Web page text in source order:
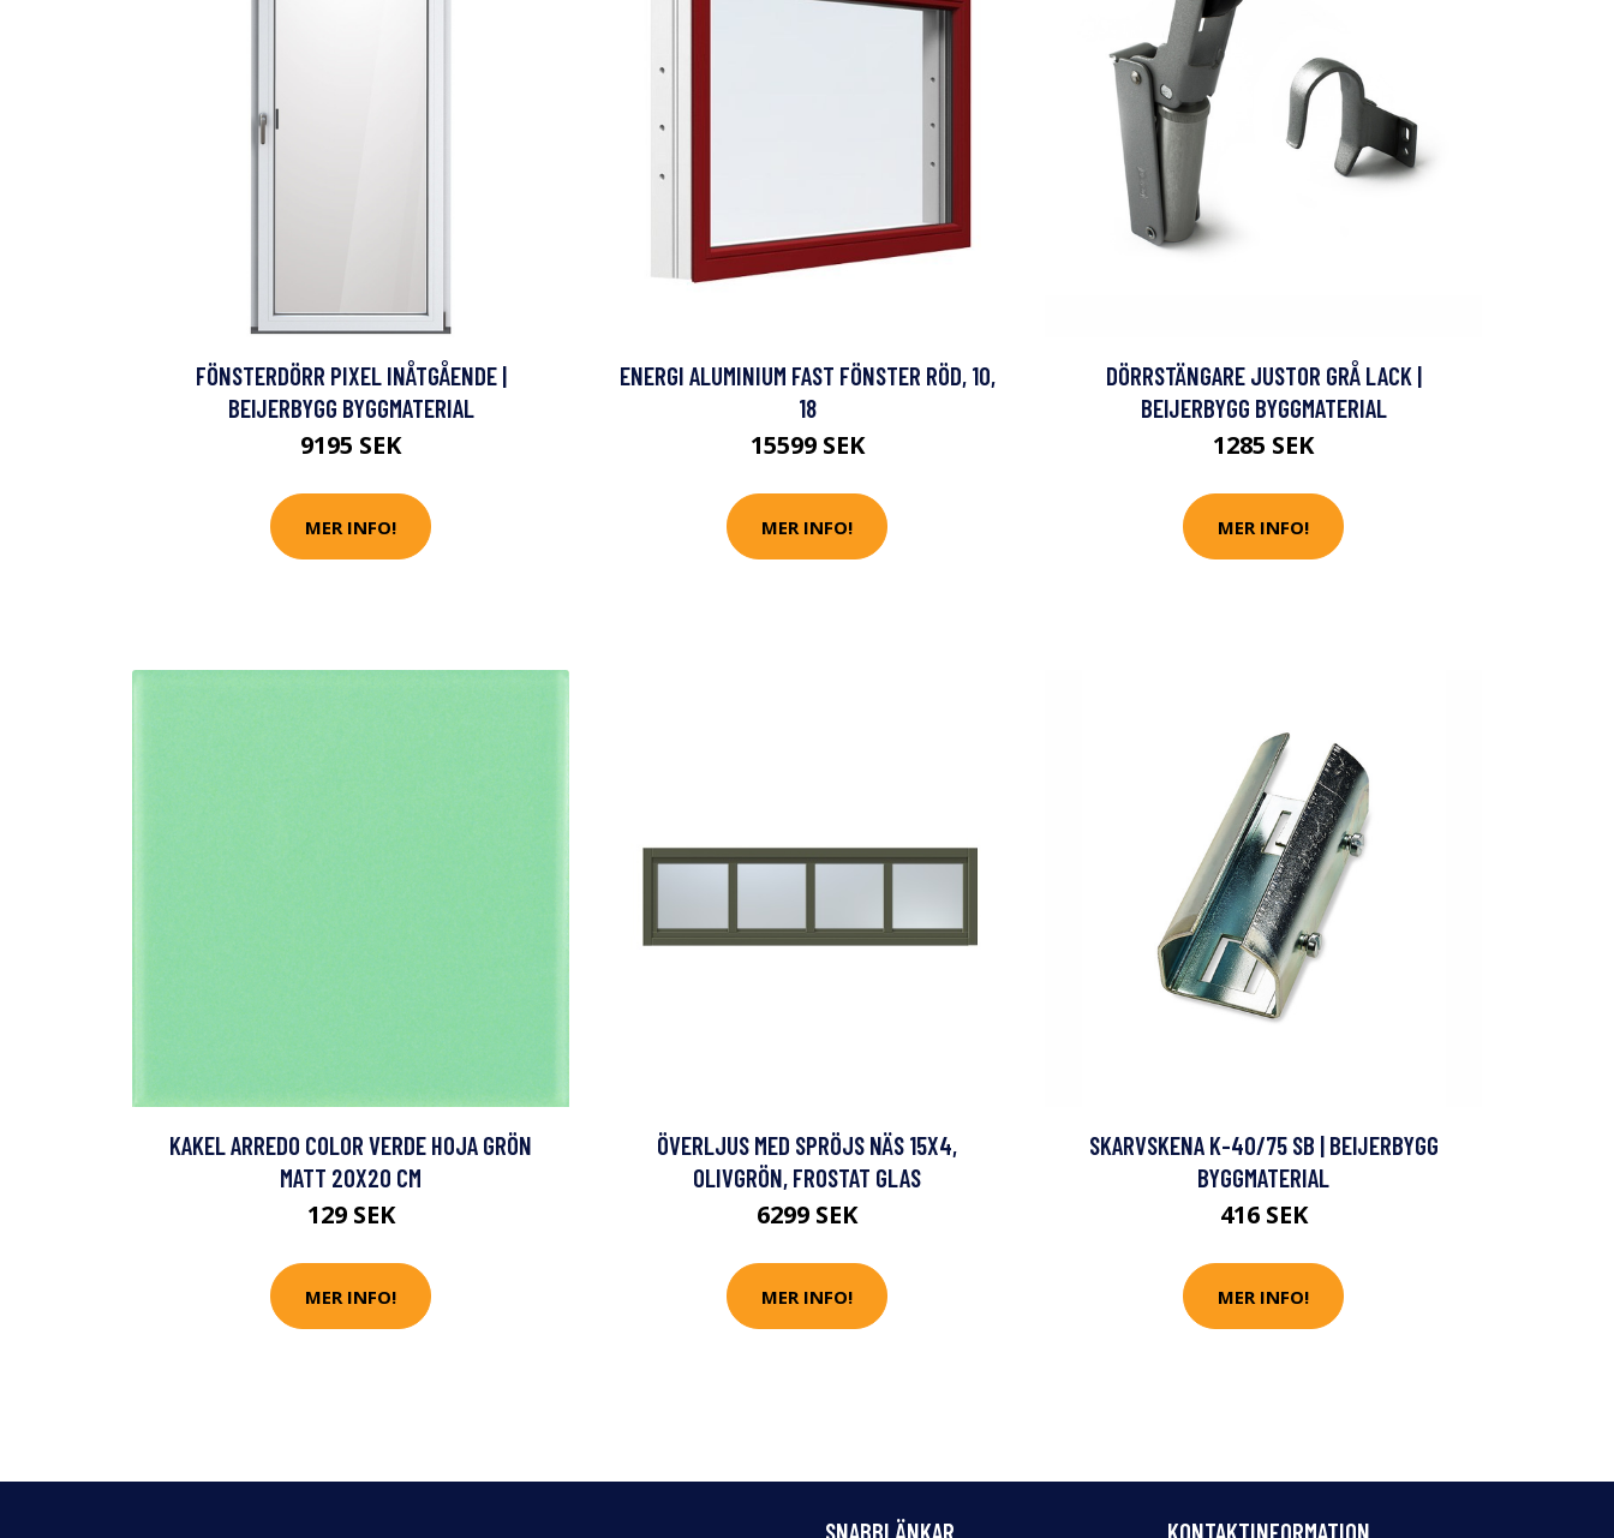
FÖNSTERDÖRR PIXEL INÅTGÅENDE |
BEIJERBYGG BYGGMATERIAL
9195 SEK
MER INFO!
ENERGI ALUMINIUM FAST FÖNSTER RÖD, 10,
18
15599 SEK
MER INFO!
DÖRRSTÄNGARE JUSTOR GRÅ LACK |
BEIJERBYGG BYGGMATERIAL
1285 SEK
MER INFO!
KAKEL ARREDO COLOR VERDE HOJA GRÖN
MATT 20X20 CM
129 SEK
MER INFO!
ÖVERLJUS MED SPRÖJS NÄS 15X4,
OLIVGRÖN, FROSTAT GLAS
6299 SEK
MER INFO!
SKARVSKENA K-40/75 SB | BEIJERBYGG
BYGGMATERIAL
416 SEK
MER INFO!
SNABBLÄNKAR KONTAKTINFORMATION